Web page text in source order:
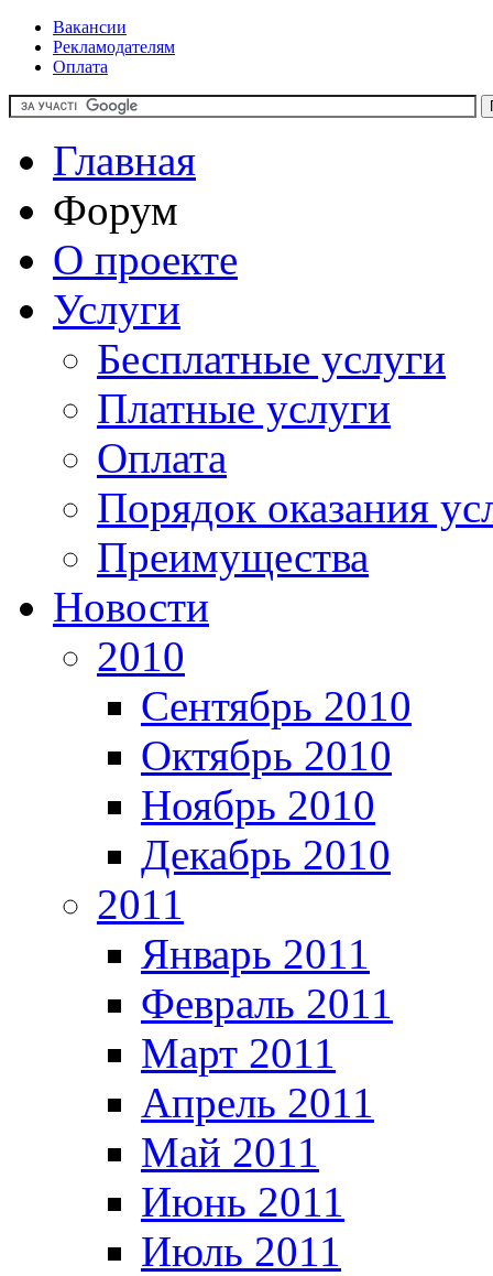
Вакансии
Рекламодателям
Оплата
Главная
Форум
О проекте
Услуги
Бесплатные услуги
Платные услуги
Оплата
Порядок оказания
Преимущества
Новости
2010
Сентябрь 2010
Октябрь 2010
Ноябрь 2010
Декабрь 2010
2011
Январь 2011
Февраль 2011
Март 2011
Апрель 2011
Май 2011
Июнь 2011
Июль 2011